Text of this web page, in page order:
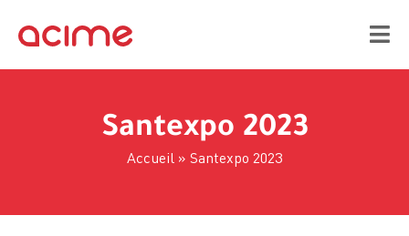
Santexpo 2023
Accueil » Santexpo 2023